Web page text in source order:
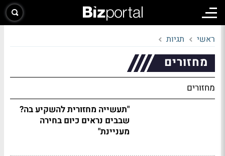
ראשי תגיות
מחזורים
מחזורים
"תעשייה מחזורית להשקיע בה?
שבבים נראים כיום בחירה
מעניינת"